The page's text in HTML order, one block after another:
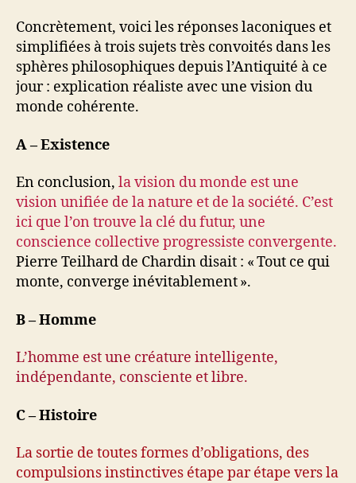
Concrètement, voici les réponses laconiques et
simplifiées à trois sujets très convoités dans les
sphères philosophiques depuis l’Antiquité à ce
jour : explication réaliste avec une vision du
monde cohérente.
A – Existence
En conclusion, la vision du monde est une
vision unifiée de la nature et de la société. C’est
ici que l’on trouve la clé du futur, une
conscience collective progressiste convergente.
Pierre Teilhard de Chardin disait : « Tout ce qui
monte, converge inévitablement ».
B – Homme
L’homme est une créature intelligente,
indépendante, consciente et libre.
C – Histoire
La sortie de toutes formes d’obligations, des
compulsions instinctives étape par étape vers la